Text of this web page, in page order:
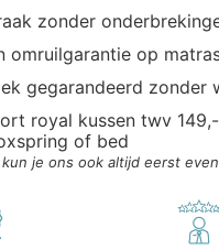
zonder
omruilgarantie op
gegarandeerd zonder
royal kussen twv
of bed
je ons ook altijd eerst even